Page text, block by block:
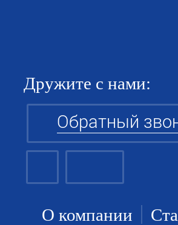
Дружите с нами:
О компании
Обратный